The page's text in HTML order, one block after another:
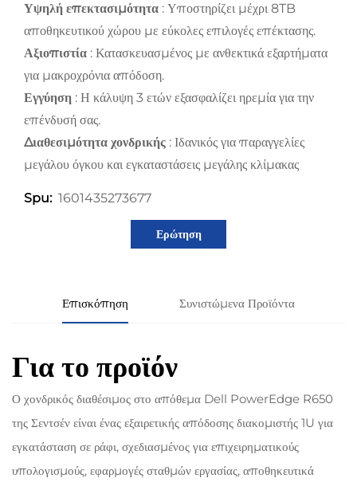
Υψηλή επεκτασιμότητα : Υποστηρίζει μέχρι 8TB
αποθηκευτικού χώρου με εύκολες επιλογές επέκτασης.
Αξιοπιστία : Κατασκευασμένος με ανθεκτικά εξαρτήματα
για μακροχρόνια απόδοση.
Εγγύηση : Η κάλυψη 3 ετών εξασφαλίζει ηρεμία για την
επένδυσή σας.
Διαθεσιμότητα χονδρικής : Ιδανικός για παραγγελίες
μεγάλου όγκου και εγκαταστάσεις μεγάλης κλίμακας
Spu: 1601435273677
Ερώτηση
Επισκόπηση Συνιστώμενα Προϊόντα
Για το προϊόν
Ο χονδρικός διαθέσιμος στο απόθεμα Dell PowerEdge R650
της Σεντσέν είναι ένας εξαιρετικής απόδοσης διακομιστής 1U για
εγκατάσταση σε ράφι, σχεδιασμένος για επιχειρηματικούς
υπολογισμούς, εφαρμογές σταθμών εργασίας, αποθηκευτικά